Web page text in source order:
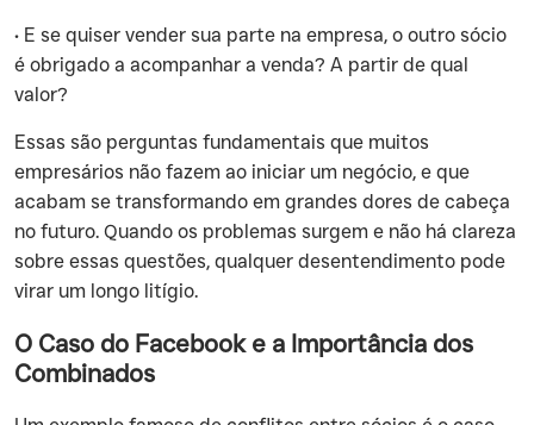
‍• E se quiser vender sua parte na empresa, o outro sócio
é obrigado a acompanhar a venda? A partir de qual
valor?
‍Essas são perguntas fundamentais que muitos
empresários não fazem ao iniciar um negócio, e que
acabam se transformando em grandes dores de cabeça
no futuro. Quando os problemas surgem e não há clareza
sobre essas questões, qualquer desentendimento pode
virar um longo litígio.
O Caso do Facebook e a Importância dos
Combinados